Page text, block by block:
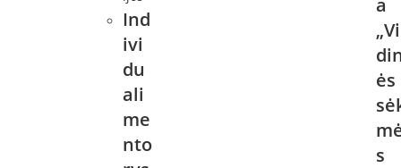
Ind
ivi
du
ali
me
nto
a
„Vi
ės
s